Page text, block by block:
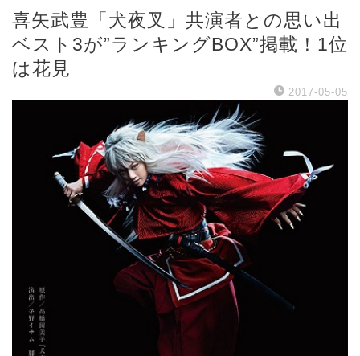
喜矢武豊「犬夜叉」共演者との思い出
ベスト3が”ランキングBOX”掲載！1位
は花見
2017-05-05